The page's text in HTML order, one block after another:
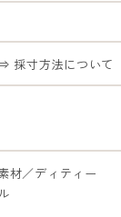
採寸方法について
材／ディティー